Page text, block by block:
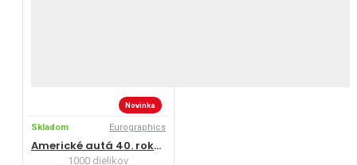
Novinka
Skladom Eurographics
Americké autá 40. rokov
1000 dielikov